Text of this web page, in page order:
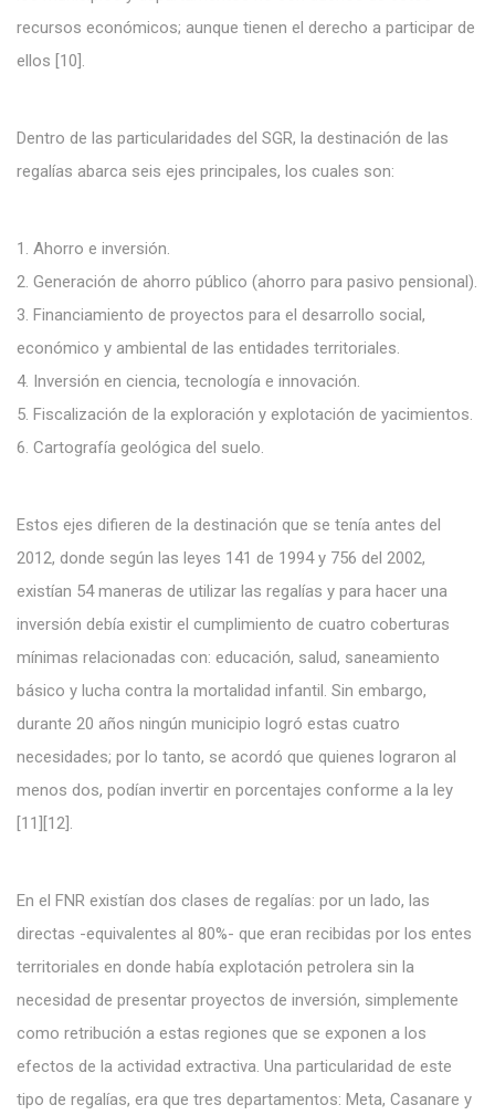
recursos económicos; aunque tienen el derecho a participar de
ellos [10].
Dentro de las particularidades del SGR, la destinación de las
regalías abarca seis ejes principales, los cuales son:
1. Ahorro e inversión.
2. Generación de ahorro público (ahorro para pasivo pensional).
3. Financiamiento de proyectos para el desarrollo social,
económico y ambiental de las entidades territoriales.
4. Inversión en ciencia, tecnología e innovación.
5. Fiscalización de la exploración y explotación de yacimientos.
6. Cartografía geológica del suelo.
Estos ejes difieren de la destinación que se tenía antes del
2012, donde según las leyes 141 de 1994 y 756 del 2002,
existían 54 maneras de utilizar las regalías y para hacer una
inversión debía existir el cumplimiento de cuatro coberturas
mínimas relacionadas con: educación, salud, saneamiento
básico y lucha contra la mortalidad infantil. Sin embargo,
durante 20 años ningún municipio logró estas cuatro
necesidades; por lo tanto, se acordó que quienes lograron al
menos dos, podían invertir en porcentajes conforme a la ley
[11][12].
En el FNR existían dos clases de regalías: por un lado, las
directas -equivalentes al 80%- que eran recibidas por los entes
territoriales en donde había explotación petrolera sin la
necesidad de presentar proyectos de inversión, simplemente
como retribución a estas regiones que se exponen a los
efectos de la actividad extractiva. Una particularidad de este
tipo de regalías, era que tres departamentos: Meta, Casanare y